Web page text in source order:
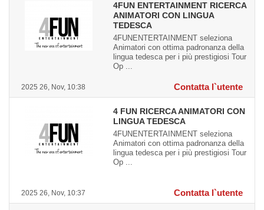
2025 26, Nov, 10:38
4FUN ENTERTAINMENT RICERCA
ANIMATORI CON LINGUA
TEDESCA
4FUNENTERTAINMENT seleziona
Animatori con ottima padronanza della
lingua tedesca per i più prestigiosi Tour
Op ...
Contatta l`utente
2025 26, Nov, 10:37
4 FUN RICERCA ANIMATORI CON
LINGUA TEDESCA
4FUNENTERTAINMENT seleziona
Animatori con ottima padronanza della
lingua tedesca per i più prestigiosi Tour
Op ...
Contatta l`utente